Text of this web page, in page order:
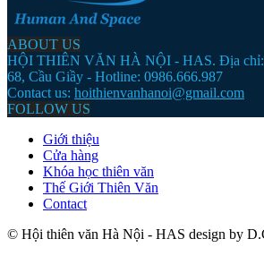
ABOUT US
HỘI THIÊN VĂN HÀ NỘI - HAS. Địa chỉ:
68, Cầu Giầy - Hotline: 0986.666.987
Contact us: hoithienvanhanoi@gmail.com
FOLLOW US
Giới thiệu
Cửa hàng
Khóa học thiên văn
Thế Giới Thiên Văn
Contact
© Hội thiên văn Hà Nội - HAS design by